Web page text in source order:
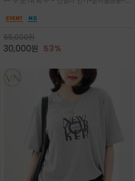
인 아트워크 프린트가 시선을 끄는 루즈
핏 강연티셔츠
한 착용감을 선사하며, 자연스럽게 떨어지는 실루
으로도 포인트가 되며, 데일리 활
65,000원
30,000원 53%